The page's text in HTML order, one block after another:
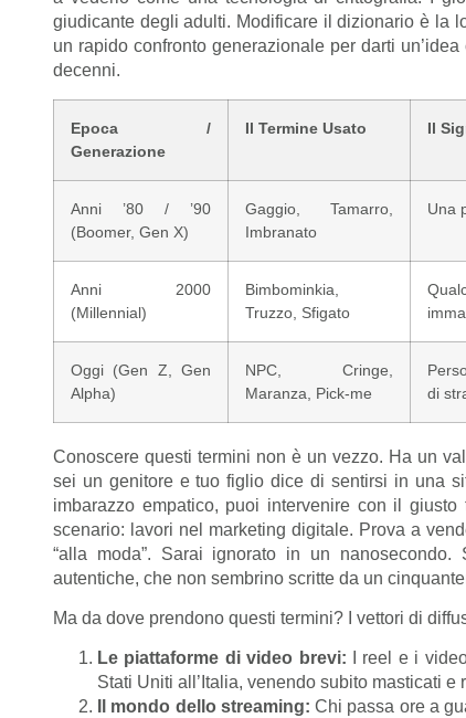
giudicante degli adulti. Modificare il dizionario è la
un rapido confronto generazionale per darti
decenni.
Epoca /
Generazione
Il Termine Usato Il
Anni ’80 / ’90
(Boomer, Gen X)
Gaggio, Tamarro,
Imbranato
Una
Anni 2000
(Millennial)
Bimbominkia,
Truzzo, Sfigato
Oggi (Gen Z, Gen
Alpha)
NPC, Cringe,
Maranza, Pick-me
di
Conoscere questi termini non è un vezzo. Ha un
sei un genitore e tuo figlio dice di sentirsi in una
imbarazzo empatico, puoi intervenire con il
scenario: lavori nel marketing digitale. Prova a
“alla moda”. Sarai ignorato in un
autentiche, che non sembrino scritte da un
Ma da dove prendono questi termini? I vettori di
Le piattaforme di video brevi: I reel e i
Stati Uniti all’Italia, venendo subito masticati e
Il mondo dello streaming: Chi passa ore a